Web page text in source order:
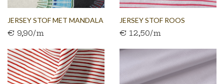
JERSEY STOF MET MANDALA
BLAUW
€ 9,90/m
JERSEY STOF ROOS
GESTREEPT
€ 12,50/m